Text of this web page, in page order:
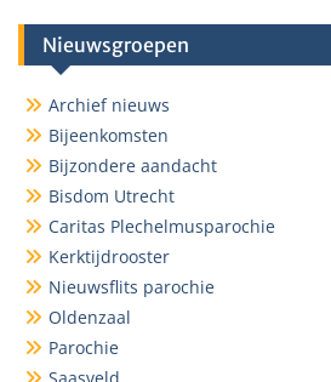
Nieuwsgroepen
Archief nieuws
Bijeenkomsten
Bijzondere aandacht
Bisdom Utrecht
Caritas Plechelmusparochie
Kerktijdrooster
Nieuwsflits parochie
Oldenzaal
Parochie